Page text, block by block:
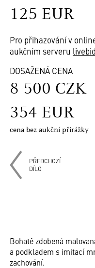
125 EUR
Pro přihazování v
aukčním serveru
DOSAŽENÁ CENA
8 500 CZK
354 EUR
cena bez aukční přirážky
PŘEDCHOZÍ
DÍLO
Bohatě zdobená
a podkladem s imitací
zachování.